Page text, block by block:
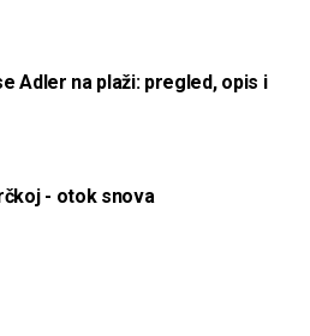
Adler na plaži: pregled, opis i
- otok snova